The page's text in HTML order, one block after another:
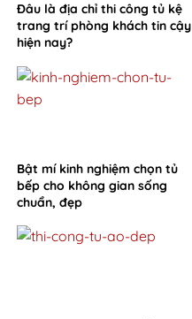
Đâu là địa chỉ thi công tủ kệ
trang trí phòng khách tin cậy
hiện nay?
Bật mí kinh nghiệm chọn tủ
bếp cho không gian sống
chuẩn, đẹp